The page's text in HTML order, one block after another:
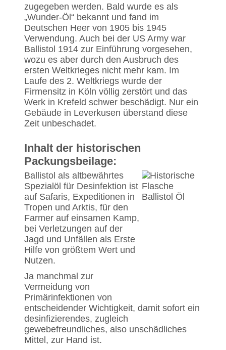
zugegeben werden. Bald wurde es als
„Wunder-Öl“ bekannt und fand im
Deutschen Heer von 1905 bis 1945
Verwendung. Auch bei der US Army war
Ballistol 1914 zur Einführung vorgesehen,
wozu es aber durch den Ausbruch des
ersten Weltkrieges nicht mehr kam. Im
Laufe des 2. Weltkriegs wurde der
Firmensitz in Köln völlig zerstört und das
Werk in Krefeld schwer beschädigt. Nur ein
Gebäude in Leverkusen überstand diese
Zeit unbeschadet.
Inhalt der historischen
Packungsbeilage:
Ballistol als altbewährtes
Spezialöl für Desinfektion ist
auf Safaris, Expeditionen in
Tropen und Arktis, für den
Farmer auf einsamen Kamp,
bei Verletzungen auf der
Jagd und Unfällen als Erste
Hilfe von größtem Wert und
Nutzen.
Ja manchmal zur
Vermeidung von
Primärinfektionen von
entscheidender Wichtigkeit, damit sofort ein
desinfizierendes, zugleich
gewebefreundliches, also unschädliches
Mittel, zur Hand ist.